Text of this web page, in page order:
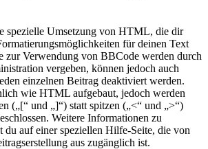
spezielle Umsetzung von HTML, die dir
für deinen Text
zur Verwendung von BBCode werden durch
vergeben, können jedoch auch
einzelnen Beitrag deaktiviert werden.
wie HTML aufgebaut, jedoch werden
(„[“ und „]“) statt spitzen („<“ und „>“)
Weitere Informationen zu
du auf einer speziellen Hilfe-Seite, die von
aus zugänglich ist.